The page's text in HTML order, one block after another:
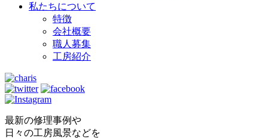
私たちについて
特徴
会社概要
職人募集
工房紹介
最新の修理事例や
日々の工房風景などを